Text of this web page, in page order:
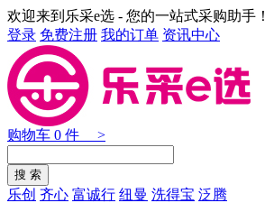
欢迎来到乐采e选 - 您的一站式采购助手！
登录 免费注册 我的订单 资讯中心
购物车 0 件 >
乐创 齐心 富诚行 纽曼 洗得宝 泛腾